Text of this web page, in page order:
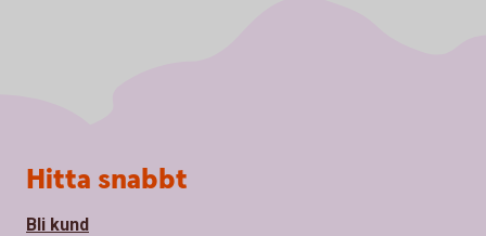
Sidfot
Hitta snabbt
Bli kund